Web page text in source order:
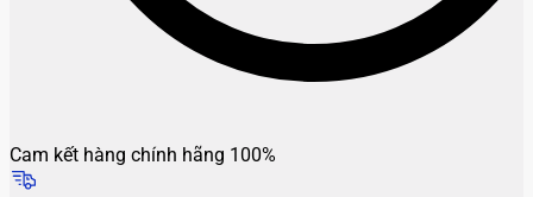
Cam kết hàng chính hãng 100%